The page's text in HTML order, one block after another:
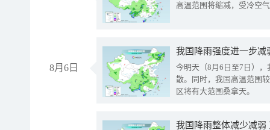
高温范围将缩减，受冷空
8月6日
今明天（8月6日至7日）
散。同时，我国高温范围
区将有大范围桑拿天。
我国降雨整体减少减弱